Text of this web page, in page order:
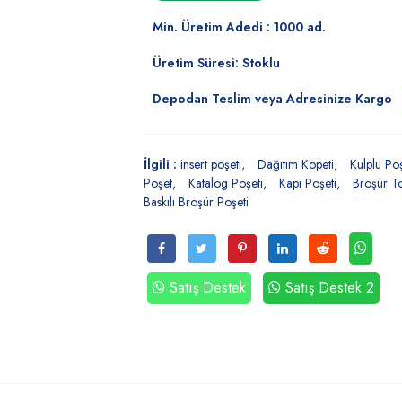
Min. Üretim Adedi : 1000 ad.
Üretim Süresi: Stoklu
Depodan Teslim veya Adresinize Kargo
İlgili : insert poşeti Dağıtım Kopeti
Kulplu
Poşet
Katalog Poşeti Kapı Poşeti
Broşür
Baskılı Broşür Poşeti
Satış Destek Satış Destek 2